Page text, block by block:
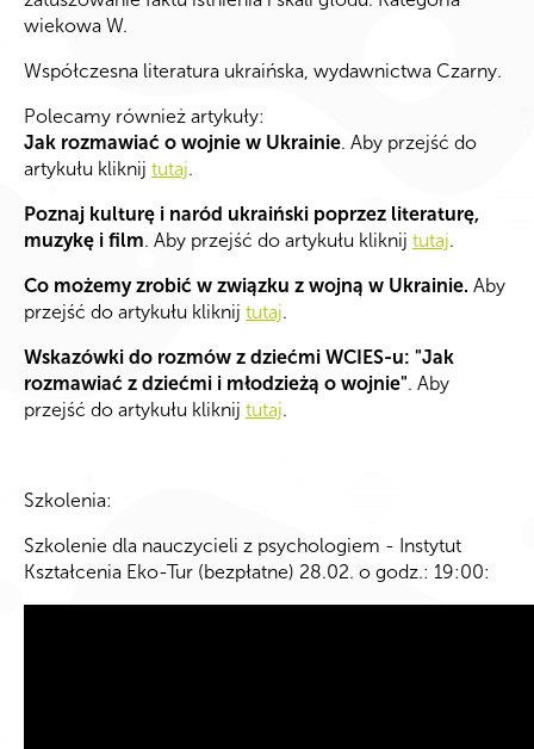
wiekowa W.
Współczesna literatura ukraińska, wydawnictwa Czarny.
Polecamy również artykuły:
Jak rozmawiać o wojnie w Ukrainie. Aby przejść do
artykułu kliknij tutaj.
Poznaj kulturę i naród ukraiński poprzez literaturę,
muzykę i film. Aby przejść do artykułu kliknij tutaj.
Co możemy zrobić w związku z wojną w Ukrainie. Aby
przejść do artykułu kliknij tutaj.
Wskazówki do rozmów z dziećmi WCIES-u: "Jak
rozmawiać z dziećmi i młodzieżą o wojnie". Aby
przejść do artykułu kliknij tutaj.
Szkolenia:
Szkolenie dla nauczycieli z psychologiem - Instytut
Kształcenia Eko-Tur (bezpłatne) 28.02. o godz.: 19:00: